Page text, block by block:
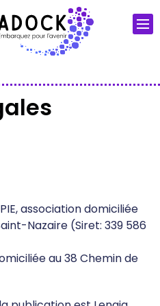
association domiciliée
Nazaire (Siret: 339 586
au 38 Chemin de